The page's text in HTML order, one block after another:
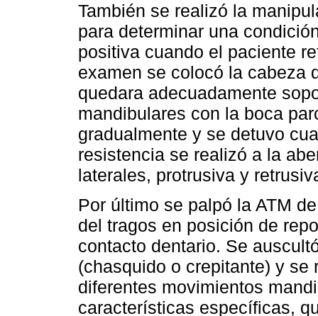
También se realizó la
para determinar una
positiva cuando el paciente
examen se colocó la cabeza
quedara adecuadamente
mandibulares con la boca
gradualmente y se detuvo
resistencia se realizó a la
laterales, protrusiva y
Por último se palpó la ATM
del tragos en posición de
contacto dentario. Se
(chasquido o crepitante) y
diferentes movimientos
características específicas,